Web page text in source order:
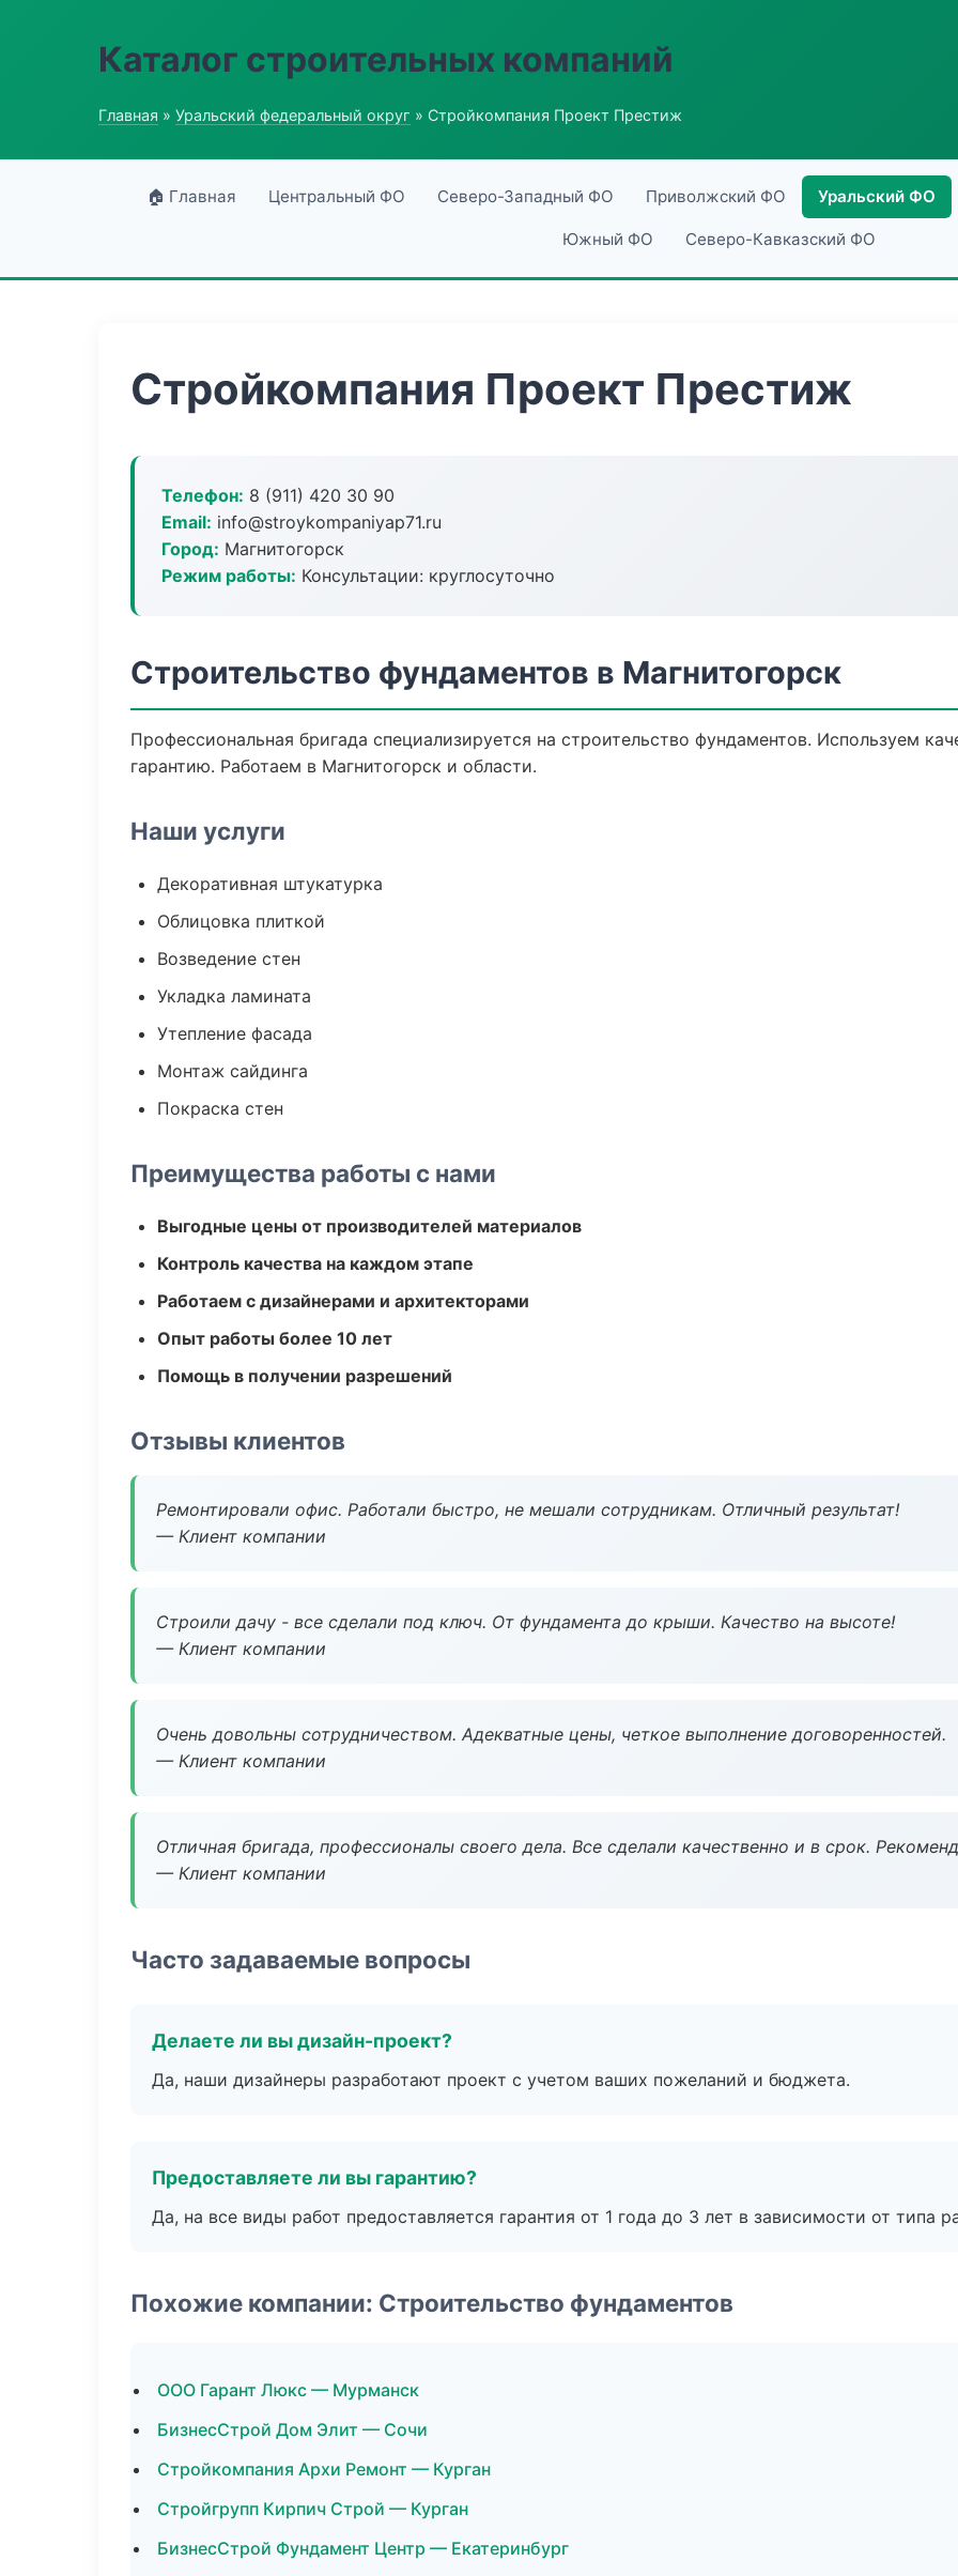
Каталог строительных компаний
Главная » Уральский федеральный округ » Стройкомпания Проект Престиж
🏠 Главная Центральный ФО Северо-Западный ФО Приволжский ФО Уральский ФО
Южный ФО Северо-Кавказский ФО
Стройкомпания Проект Престиж
Телефон: 8 (911) 420 30 90
Email: info@stroykompaniyap71.ru
Город: Магнитогорск
Режим работы: Консультации: круглосуточно
Строительство фундаментов в Магнитогорск
Профессиональная бригада специализируется на строительство фундаментов. Используем
гарантию. Работаем в Магнитогорск и области.
Наши услуги
Декоративная штукатурка
Облицовка плиткой
Возведение стен
Укладка ламината
Утепление фасада
Монтаж сайдинга
Покраска стен
Преимущества работы с нами
Выгодные цены от производителей материалов
Контроль качества на каждом этапе
Работаем с дизайнерами и архитекторами
Опыт работы более 10 лет
Помощь в получении разрешений
Отзывы клиентов
Ремонтировали офис. Работали быстро, не мешали сотрудникам. Отличный результат!
— Клиент компании
Строили дачу - все сделали под ключ. От фундамента до крыши. Качество на высоте!
— Клиент компании
Очень довольны сотрудничеством. Адекватные цены, четкое выполнение договоренностей.
— Клиент компании
Отличная бригада, профессионалы своего дела. Все сделали качественно и в срок.
— Клиент компании
Часто задаваемые вопросы
Делаете ли вы дизайн-проект?
Да, наши дизайнеры разработают проект с учетом ваших пожеланий и бюджета.
Предоставляете ли вы гарантию?
Да, на все виды работ предоставляется гарантия от 1 года до 3 лет в зависимости от типа
Похожие компании: Строительство фундаментов
ООО Гарант Люкс — Мурманск
БизнесСтрой Дом Элит — Сочи
Стройкомпания Архи Ремонт — Курган
Стройгрупп Кирпич Строй — Курган
БизнесСтрой Фундамент Центр — Екатеринбург